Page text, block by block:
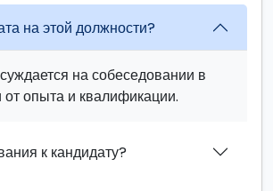
на этой должности?
на собеседовании в
от опыта и квалификации.
к кандидату?